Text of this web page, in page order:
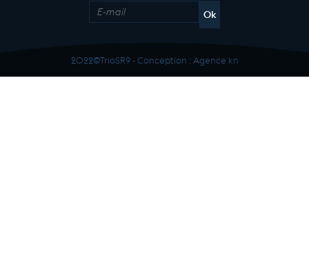
2022©TrioSR9 - Conception : Agence kn